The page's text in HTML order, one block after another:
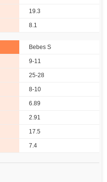
19.3
8.1
Bebes S
9-11
25-28
8-10
6.89
2.91
17.5
7.4